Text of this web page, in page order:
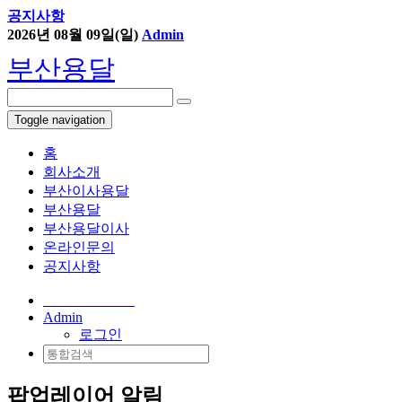
공지사항
2026년 08월 09일(일) Admin
부산용달
Toggle navigation
홈
회사소개
부산이사용달
부산용달
부산용달이사
온라인문의
공지사항
Admin
로그인
팝업레이어 알림